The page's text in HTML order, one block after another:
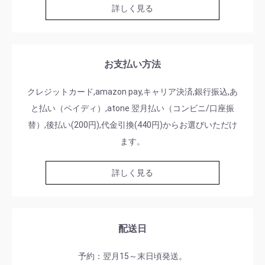
詳しく見る
お支払い方法
クレジットカード,amazon pay,キャリア決済,銀行振込,あ
と払い（ペイディ）,atone 翌月払い（コンビニ/口座振
替）,後払い(200円),代金引換(440円)からお選びいただけ
ます。
詳しく見る
配送日
予約：翌月15～末日頃発送。